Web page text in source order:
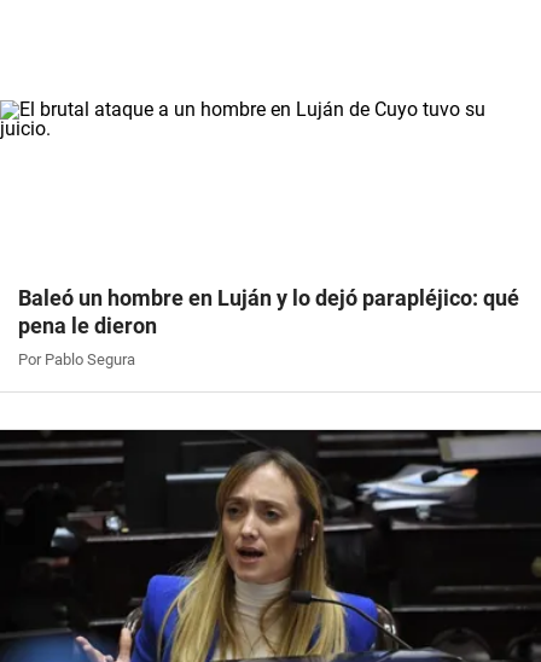
Baleó un hombre en Luján y lo dejó parapléjico: qué
pena le dieron
Por Pablo Segura